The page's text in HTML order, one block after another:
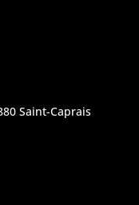
Saint-Caprais